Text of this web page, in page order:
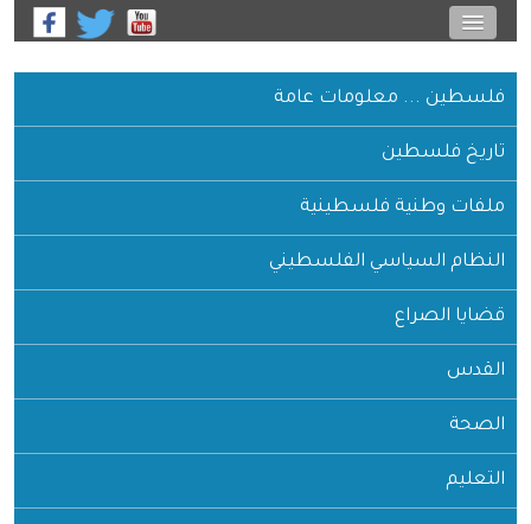
فلسطين ... معلومات عامة
تاريخ فلسطين
ملفات وطنية فلسطينية
النظام السياسي الفلسطيني
قضايا الصراع
القدس
الصحة
التعليم